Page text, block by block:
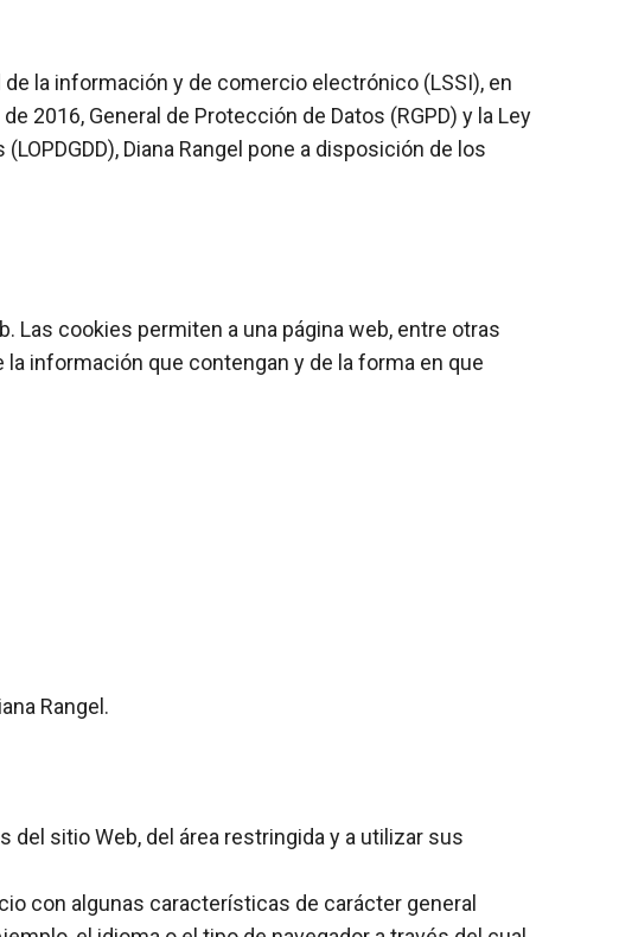
la información y de comercio electrónico (LSSI), en
2016, General de Protección de Datos (RGPD) y la Ley
Diana Rangel pone a disposición de los
Las cookies permiten a una página web, entre otras
información que contengan y de la forma en que
Rangel.
sitio Web, del área restringida y a utilizar sus
con algunas características de carácter general